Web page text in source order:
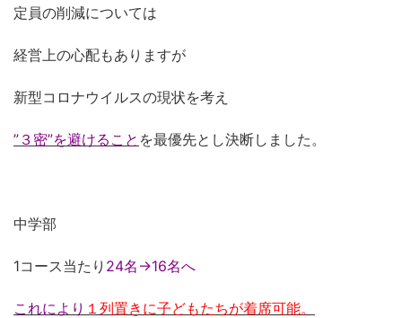
定員の削減については
経営上の心配もありますが
新型コロナウイルスの現状を考え
”３密”を避けること を最優先とし決断しました。
中学部
1コース当たり 24名→16名へ
これにより １列置きに子どもたちが着席可能。